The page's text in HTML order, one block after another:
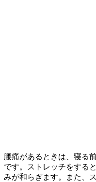
腰痛があるときは、寝る
です。ストレッチをする
みが和らぎます。また、